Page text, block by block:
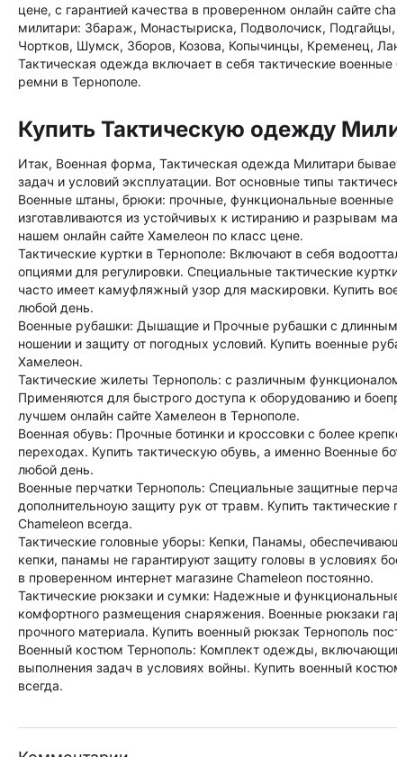
цене, с гарантией качества в проверенном онлайн сайте
милитари: Збараж, Монастыриска, Подволочиск,
Чортков, Шумск, Зборов, Козова, Копычинцы, Кременец,
Тактическая одежда включает в себя тактические
ремни в Тернополе.
Купить Тактическую одежду
Итак, Военная форма, Тактическая одежда Милитари
задач и условий эксплуатации. Вот основные типы
Военные штаны, брюки: прочные, функциональные
изготавливаются из устойчивых к истиранию и разрывам
нашем онлайн сайте Хамелеон по класс цене.
Тактические куртки в Тернополе: Включают в себя
опциями для регулировки. Специальные тактические
часто имеет камуфляжный узор для маскировки. Купить
любой день.
Военные рубашки: Дышащие и Прочные рубашки с
ношении и защиту от погодных условий. Купить военные
Хамелеон.
Тактические жилеты Тернополь: с различным
Применяются для быстрого доступа к оборудованию и
лучшем онлайн сайте Хамелеон в Тернополе.
Военная обувь: Прочные ботинки и кроссовки с более
переходах. Купить тактическую обувь, а именно Военные
любой день.
Военные перчатки Тернополь: Специальные защитные
дополнительноую защиту рук от травм. Купить
Chameleon всегда.
Тактические головные уборы: Кепки, Панамы,
кепки, панамы не гарантируют защиту головы в условиях
в проверенном интернет магазине Chameleon постоянно.
Тактические рюкзаки и сумки: Надежные и
комфортного размещения снаряжения. Военные рюкзаки
прочного материала. Купить военный рюкзак Тернополь
Военный костюм Тернополь: Комплект одежды,
выполнения задач в условиях войны. Купить военный
всегда.